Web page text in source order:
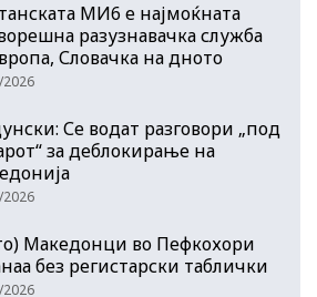
МИ6 е најмоќната
разузнавачка служба
Словачка на дното
Се водат разговори „под
за деблокирање на
Македонци во Пефкохори
без регистарски таблички